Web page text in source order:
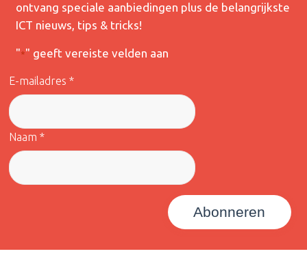
ontvang speciale aanbiedingen plus de belangrijkste
ICT nieuws, tips & tricks!
"*" geeft vereiste velden aan
E-mailadres *
Naam *